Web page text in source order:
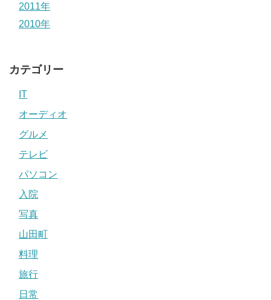
2011年
2010年
カテゴリー
IT
オーディオ
グルメ
テレビ
パソコン
入院
写真
山田町
料理
旅行
日常